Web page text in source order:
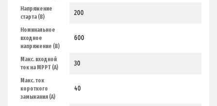
Напряжение
старта (В)
200
Номинальное
входное
напряжение (В)
600
Макс. входной
ток на MPPT (А)
30
Макс. ток
короткого
замыкания (А)
40